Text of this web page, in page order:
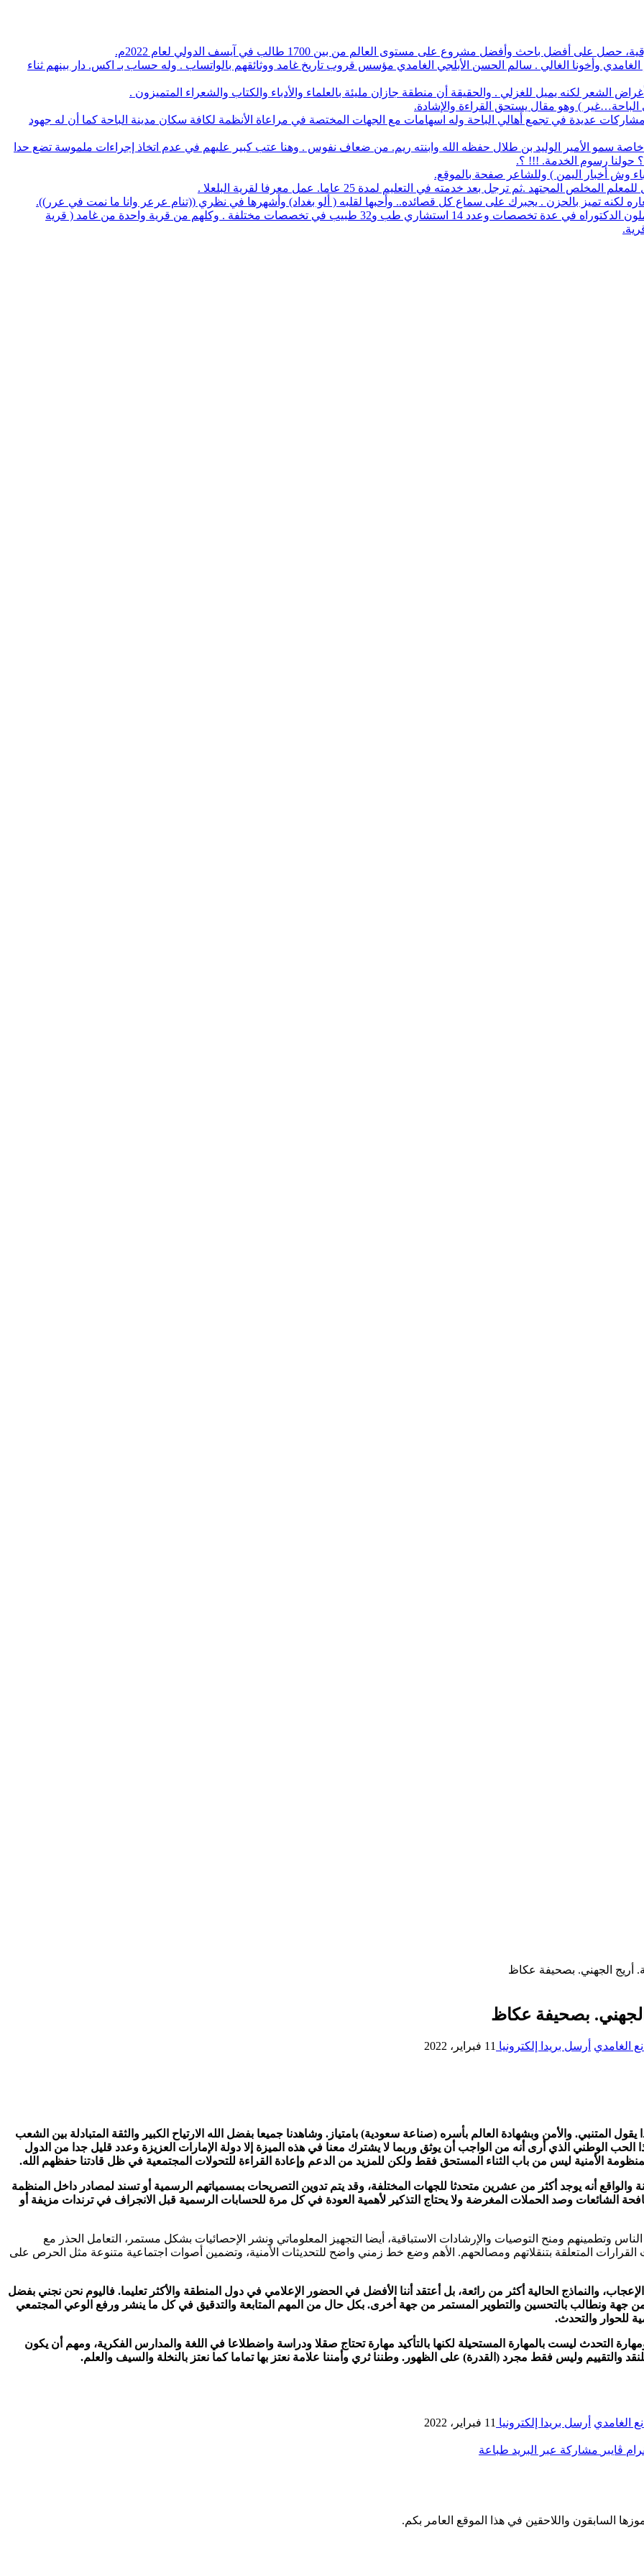
باحث وأفضل مشروع على مستوى العالم من بين 1700 طالب في آيسف الدولي لعام 2022م.
وأخونا الغالي . سالم الحسن الأبلجي الغامدي مؤسس قروب تاريخ غامد ووثائقهم بالواتساب . وله حساب بـ اكس. دار بينهم ثناء
الشعر لكنه يميل للغزلي . والحقيقة أن منطقة جازان مليئة بالعلماء والأدباء والكتاب والشعراء المتميزون .
الباحة…غير ) وهو مقال يستحق القراءة والإشادة.
مشاركات عديدة في تجمع أهالي الباحة وله اسهامات مع الجهات المختصة في مراعاة الأنظمة لكافة سكان مدينة الباحة كما أن له جهود
سمو الأمير الوليد بن طلال حفظه الله وابنته ريم. من ضعاف نفوس . وهنا عتب كبير عليهم في عدم اتخاذ إجراءات ملموسة تضع حدا
حولنا رسوم الخدمة. !!! ؟.
وش أخبار اليمن ) وللشاعر صفحة بالموقع.
.ثم ترجل بعد خدمته في التعليم لمدة 25 عاما. عمل معرفا لقرية البلعلا .
لكنه تميز بالحزن . يجبرك على سماع كل قصائده.. وأحبها لقلبه ( ألو بغداد) وأشهرها في نظري ((تنام عرعر وانا ما نمت في عرر)).
83 حاملي مؤهلات عليا منهم 5 بروفسيور منهم 3 أطباء و32 يحملون الدكتوراه في عدة تخصصات وعدد 14 استشاري طب و32 طبيب في تخصصات مختلفة . وكلهم من قرية واحدة من غامد ( قرية
أريج الجهني. بصحيفة عكاظ
الجهني. بصحيفة عكاظ
الغامدي أرسل بريدا إلكترونيا 11 فبراير، 2022
المتنبي. والأمن وبشهادة العالم بأسره (صناعة سعودية) بامتياز. وشاهدنا جميعا بفضل الله الارتياح الكبير والثقة المتبادلة بين الشعب
الحب الوطني الذي أرى أنه من الواجب أن يوثق وربما لا يشترك معنا في هذه الميزة إلا دولة الإمارات العزيزة وعدد قليل جدا من الدول
الأمنية ليس من باب الثناء المستحق فقط ولكن للمزيد من الدعم وإعادة القراءة للتحولات المجتمعية في ظل قادتنا حفظهم الله.
أنه يوجد أكثر من عشرين متحدثا للجهات المختلفة، وقد يتم تدوين التصريحات بمسمياتهم الرسمية أو تسند لمصادر داخل المنظمة
الشائعات وصد الحملات المغرضة ولا يحتاج التذكير لأهمية العودة في كل مرة للحسابات الرسمية قبل الانجراف في ترندات مزيفة أو
وتطمينهم ومنح التوصيات والإرشادات الاستباقية، أيضا التجهيز المعلوماتي ونشر الإحصائيات بشكل مستمر، التعامل الحذر مع
القرارات المتعلقة بتنقلاتهم ومصالحهم. الأهم وضع خط زمني واضح للتحديثات الأمنية، وتضمين أصوات اجتماعية متنوعة مثل الحرص على
والنماذج الحالية أكثر من رائعة، بل أعتقد أننا الأفضل في الحضور الإعلامي في دول المنطقة والأكثر تعليما. فاليوم نحن نجني بفضل
من جهة ونطالب بالتحسين والتطوير المستمر من جهة أخرى. بكل حال من المهم المتابعة والتدقيق في كل ما ينشر ورفع الوعي المجتمعي
للحوار والتحدث.
التحدث ليست بالمهارة المستحيلة لكنها بالتأكيد مهارة تحتاج صقلا ودراسة واضطلاعا في اللغة والمدارس الفكرية، ومهم أن يكون
والتقييم وليس فقط مجرد (القدرة) على الظهور. وطننا ثري وأمننا علامة نعتز بها تماما كما نعتز بالنخلة والسيف والعلم.
الغامدي أرسل بريدا إلكترونيا 11 فبراير، 2022
ڤايبر مشاركة عبر البريد طباعة
السابقون واللاحقين في هذا الموقع العامر بكم.